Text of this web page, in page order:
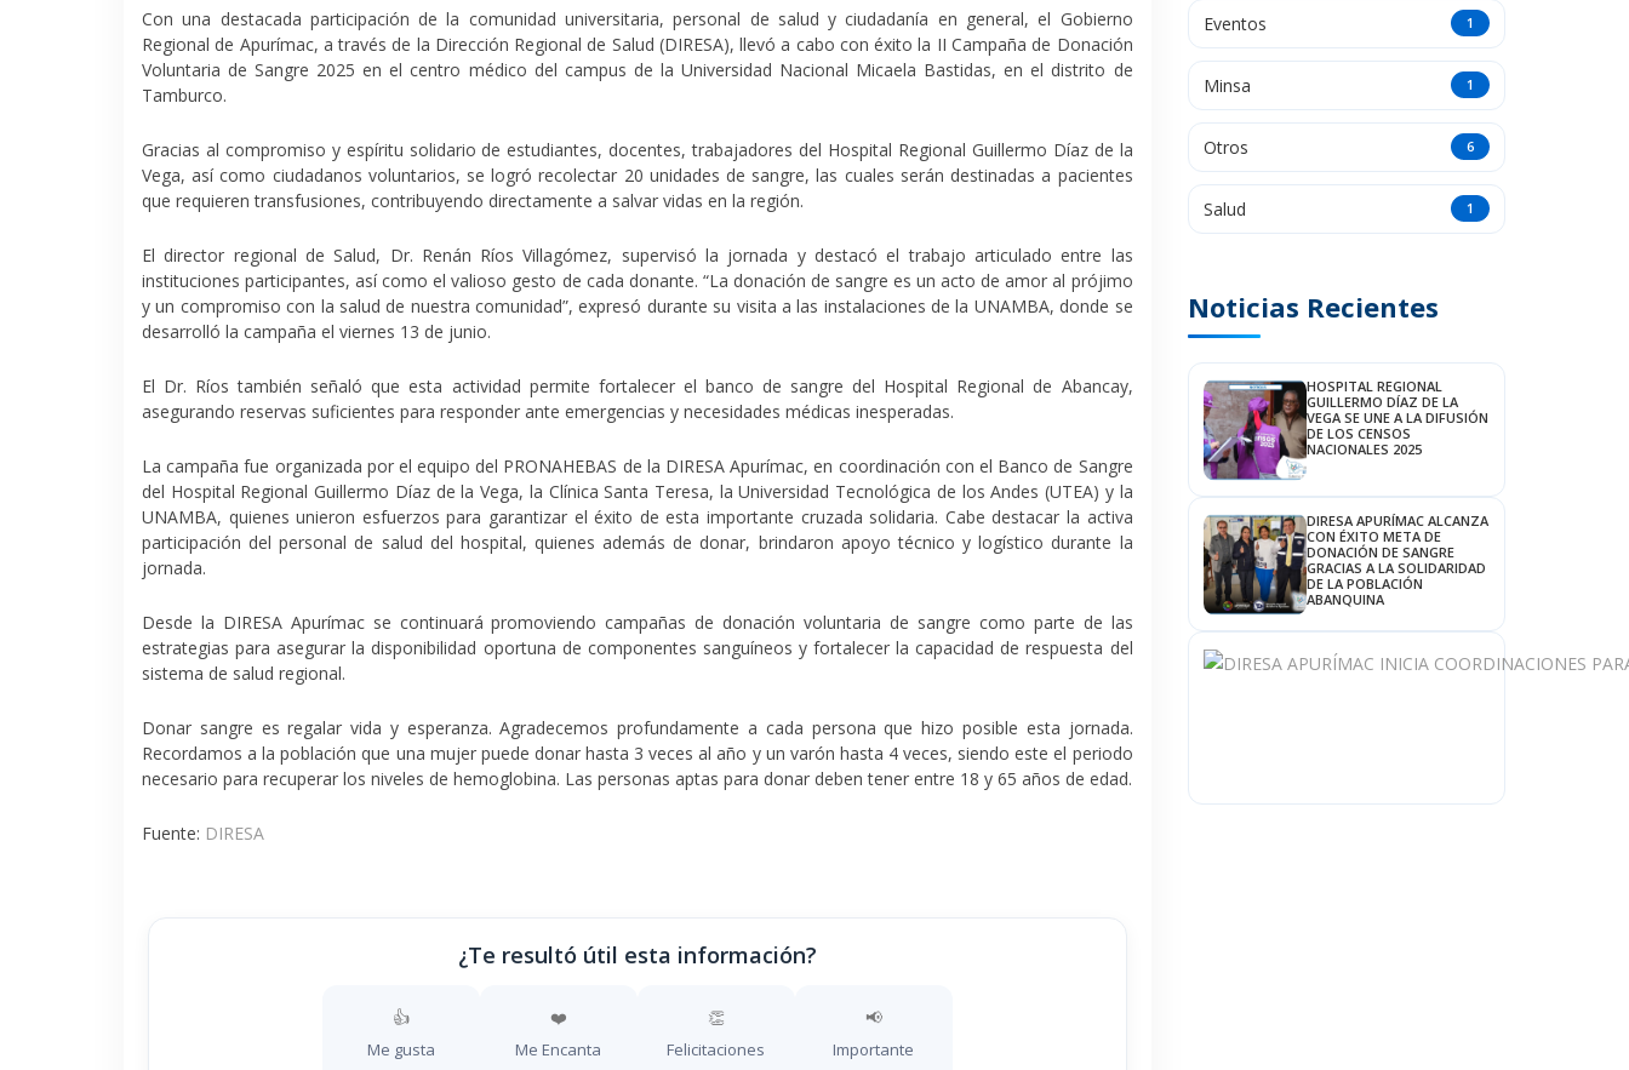
Con una destacada participación de la comunidad universitaria, personal de salud y ciudadanía en general, el Gobierno
Regional de Apurímac, a través de la Dirección Regional de Salud (DIRESA), llevó a cabo con éxito la II Campaña de Donación
Voluntaria de Sangre 2025 en el centro médico del campus de la Universidad Nacional Micaela Bastidas, en el distrito de
Tamburco.
Gracias al compromiso y espíritu solidario de estudiantes, docentes, trabajadores del Hospital Regional Guillermo Díaz de la
Vega, así como ciudadanos voluntarios, se logrórecolectar 20 unidades de sangre, las cuales serán destinadas a pacientes
que requieren transfusiones, contribuyendo directamente a salvar vidas en la región.
El director regional de Salud, Dr. Renán Ríos Villagómez, supervisó la jornada y destacó el trabajo articulado entre las
instituciones participantes, así como el valioso gesto de cada donante. “La donación de sangre es un acto de amor al prójimo
y un compromiso con la salud de nuestra comunidad”, expresó durante su visita a las instalaciones de la UNAMBA, donde se
desarrolló la campaña el viernes 13 de junio.
El Dr. Ríos también señaló que esta actividad permite fortalecer el banco de sangre del Hospital Regional de Abancay,
asegurando reservas suficientes para responder ante emergencias y necesidades médicas inesperadas.
La campaña fue organizada por el equipo del PRONAHEBAS de la DIRESA Apurímac, en coordinación con el Banco de Sangre
del Hospital Regional Guillermo Díaz de la Vega, la Clínica Santa Teresa, laUniversidad Tecnológica de los Andes (UTEA) y la
UNAMBA, quienes unieron esfuerzos para garantizar el éxito de esta importante cruzada solidaria. Cabe destacar la activa
participación del personal de salud del hospital, quienes además de donar, brindaron apoyo técnico y logístico durante la
jornada.
Desde la DIRESA Apurímac se continuará promoviendo campañas de donación voluntaria de sangre como parte de las
estrategias para asegurar la disponibilidad oportuna de componentes sanguíneos yfortalecer la capacidad de respuesta del
sistema de salud regional.
Donar sangre es regalar vida y esperanza. Agradecemos profundamente a cada persona que hizo posible esta jornada.
Recordamos a la población que una mujer puede donar hasta 3 veces al año y un varón hasta 4 veces, siendo este el periodo
necesario para recuperar los niveles de hemoglobina. Las personas aptas para donar deben tener entre 18 y 65 años de edad.
Fuente: DIRESA
¿Te resultó útil esta información?
👍
Me gusta
❤️
Me Encanta
👏
Felicitaciones
📢
Importante
Eventos 1
Minsa 1
Otros 6
Salud 1
Noticias Recientes
HOSPITAL REGIONAL
GUILLERMO DÍAZ DE LA
VEGA SE UNE A LA DIFUSIÓN
DE LOS CENSOS
NACIONALES 2025
DIRESA APURÍMAC ALCANZA
CON ÉXITO META DE
DONACIÓN DE SANGRE
GRACIAS A LA SOLIDARIDAD
DE LA POBLACIÓN
ABANQUINA